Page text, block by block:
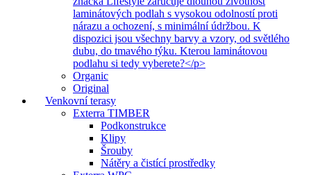
laminátových podlah s vysokou odolností proti
nárazu a ochození, s minimální údržbou. K
dispozici jsou všechny barvy a vzory, od světlého
dubu, do tmavého týku. Kterou laminátovou
podlahu si tedy vyberete?</p>
Organic
Original
Venkovní terasy
Exterra TIMBER
Podkonstrukce
Klipy
Šrouby
Nátěry a čistící prostředky